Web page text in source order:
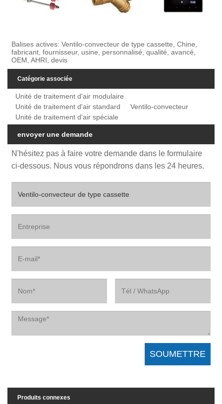
Balises actives: Ventilo-convecteur de type cassette, Chine,
fabricant, fournisseur, usine, personnalisé, qualité, avancé,
OEM, AHRI, devis
Catégorie associée
Unité de traitement d'air modulaire
Unité de traitement d'air standard
Ventilo-convecteur
Unité de traitement d'air spéciale
envoyer une demande
N'hésitez pas à faire votre demande dans le formulaire
ci-dessous. Nous vous répondrons dans les 24 heures.
Produits connexes